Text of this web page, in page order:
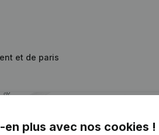
et de paris
en plus avec nos cookies !